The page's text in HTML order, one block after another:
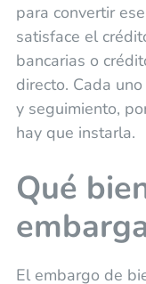
para convertir
satisface el
bancarias o
directo. Cada
y seguimiento,
hay que instarla.
Qué
El embargo de